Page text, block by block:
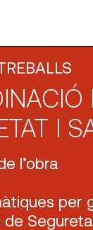
I
l’obra
per
de